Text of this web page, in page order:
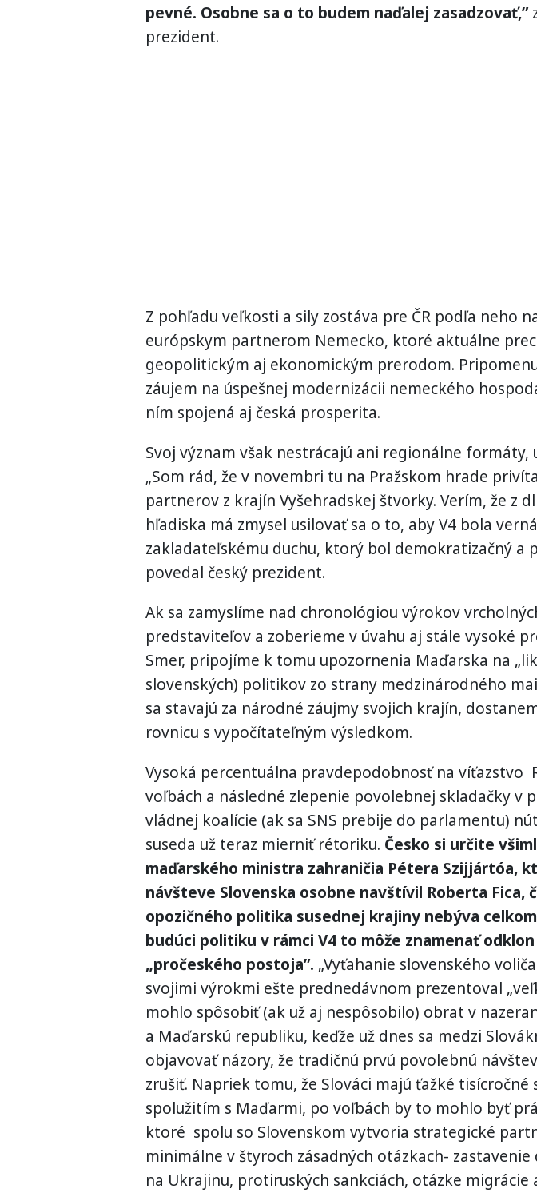
pevné. Osobne sa o to budem naďalej zasadzovať,”
prezident.
Z pohľadu veľkosti a sily zostáva pre ČR podľa neho
európskym partnerom Nemecko, ktoré aktuálne
geopolitickým aj ekonomickým prerodom.
záujem na úspešnej modernizácii nemeckého
ním spojená aj česká prosperita.
Svoj význam však nestrácajú ani regionálne formáty,
„Som rád, že v novembri tu na Pražskom hrade
partnerov z krajín Vyšehradskej štvorky. Verím, že z
hľadiska má zmysel usilovať sa o to, aby V4 bola
zakladateľskému duchu, ktorý bol demokratizačný a
povedal český prezident.
Ak sa zamyslíme nad chronológiou výrokov
predstaviteľov a zoberieme v úvahu aj stále vysoké
Smer, pripojíme k tomu upozornenia Maďarska na
slovenských) politikov zo strany medzinárodného
sa stavajú za národné záujmy svojich krajín,
rovnicu s vypočítateľným výsledkom.
Vysoká percentuálna pravdepodobnosť na víťazstvo
voľbách a následné zlepenie povolebnej skladačky v
vládnej koalície (ak sa SNS prebije do parlamentu)
suseda už teraz mierniť rétoriku. Česko si určite
maďarského ministra zahraničia Pétera Szijjártóa,
návšteve Slovenska osobne navštívil Roberta Fica,
opozičného politika susednej krajiny nebýva
budúci politiku v rámci V4 to môže znamenať
„pročeského postoja”. „Vyťahanie slovenského
svojimi výrokmi ešte prednedávnom prezentoval
mohlo spôsobiť (ak už aj nespôsobilo) obrat v
a Maďarskú republiku, keďže už dnes sa medzi
objavovať názory, že tradičnú prvú povolebnú
zrušiť. Napriek tomu, že Slováci majú ťažké tisícročné
spolužitím s Maďarmi, po voľbách by to mohlo byť
ktoré spolu so Slovenskom vytvoria strategické
minimálne v štyroch zásadných otázkach-
na Ukrajinu, protiruských sankciách, otázke migrácie